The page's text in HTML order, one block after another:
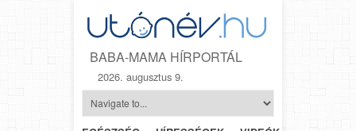
BABA-MAMA HÍRPORTÁL
2026. augusztus 9.